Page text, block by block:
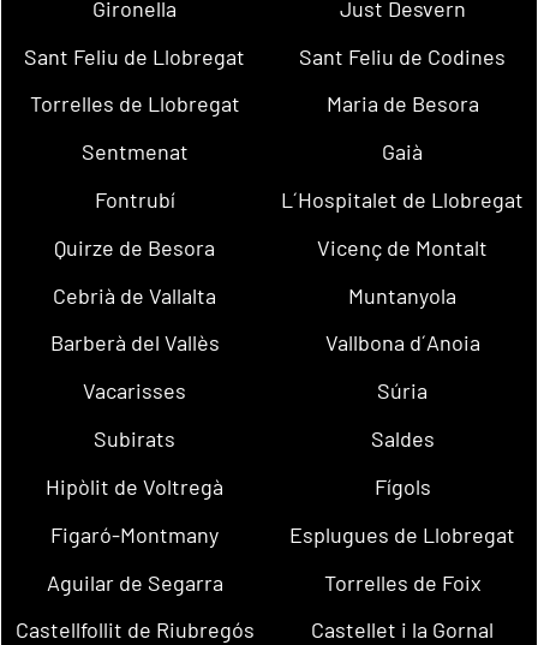
Gironella
Just Desvern
Sant Feliu de Llobregat
Sant Feliu de Codines
Torrelles de Llobregat
Maria de Besora
Sentmenat
Gaià
Fontrubí
L´Hospitalet de Llobregat
Quirze de Besora
Vicenç de Montalt
Cebrià de Vallalta
Muntanyola
Barberà del Vallès
Vallbona d´Anoia
Vacarisses
Súria
Subirats
Saldes
Hipòlit de Voltregà
Fígols
Figaró-Montmany
Esplugues de Llobregat
Aguilar de Segarra
Torrelles de Foix
Castellfollit de Riubregós
Castellet i la Gornal